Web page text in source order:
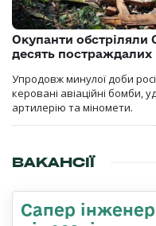
Окупанти
десять постраждалих
Упродовж минулої доби
керовані авіаційні бомби,
артилерію та міномети.
ВАКАНСІЇ
Сапер